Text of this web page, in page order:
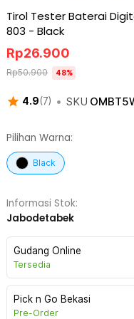
Tirol Tester Baterai
803 - Black
4.9(7) • SKU
Rp26.900
Rp50.900 48%
Pilihan Warna:
Black
Informasi Stok:
Jabodetabek
Gudang Online
Tersedia
Pick n Go Bekasi
Pre-Order